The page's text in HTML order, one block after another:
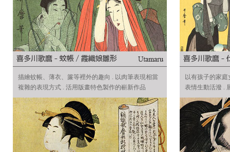
描繪蚊帳、薄衣、簾等裡外的趣向 . 以肉筆表現相當
複雜的表現方式 . 活用版畫特色製作的嶄新作品
以有孩子的家
表情生動活潑 .